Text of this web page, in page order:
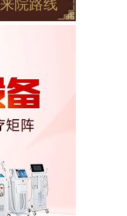
来院路线